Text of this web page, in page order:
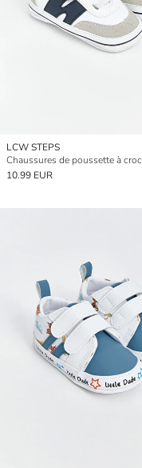
LCW STEPS
10.99 EUR